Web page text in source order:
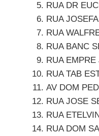
RUA DR
RUA
RUA
RUA BANC
RUA
RUA TAB
AV DOM
RUA JOSE
RUA
RUA DOM